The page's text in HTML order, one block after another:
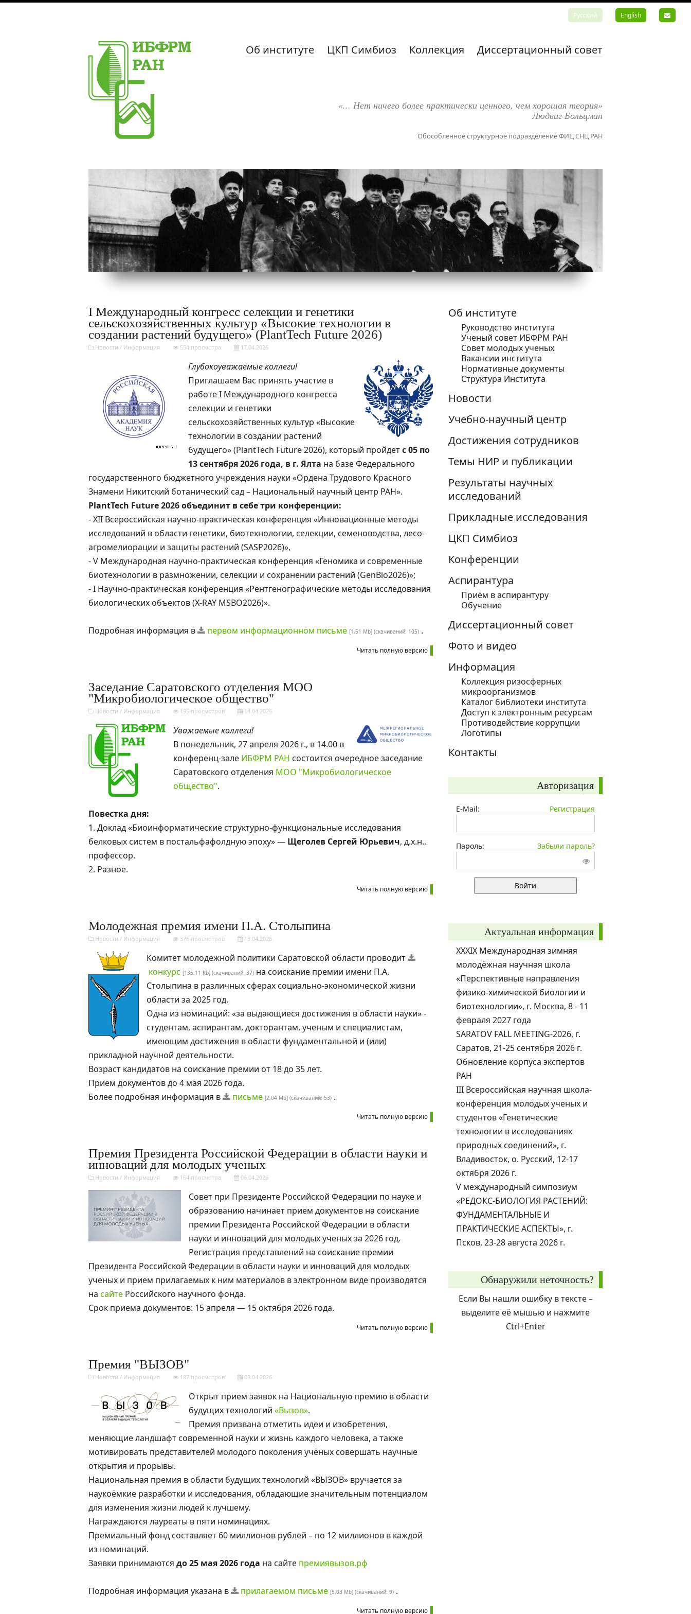
Русский English
Об институте ЦКП Симбиоз Коллекция Диссертационный совет
«… Нет ничего более практически ценного, чем хорошая теория»
Людвиг Больцман
Обособленное структурное подразделение ФИЦ СНЦ РАН
I Международный конгресс селекции и генетики
сельскохозяйственных культур «Высокие технологии в
создании растений будущего» (PlantTech Future 2026)
Новости / Информация 554 просмотра 17.04.2026
Глубокоуважаемые коллеги!
Приглашаем Вас принять участие в
работе I Международного конгресса
селекции и генетики
сельскохозяйственных культур «Высокие
технологии в создании растений
будущего» (PlantTech Future 2026), который пройдетс 05 по
13 сентября 2026 года, в г. Ялта на базе Федерального
государственного бюджетного учреждения науки «Ордена Трудового Красного
Знамени Никитский ботанический сад – Национальный научный центр РАН».
PlantTech Future 2026 объединит в себе три конференции:
- XII Всероссийская научно-практическая конференция «Инновационные методы
исследований в области генетики, биотехнологии, селекции, семеноводства, лесо-
агромелиорации и защиты растений (SASP2026)»,
- V Международная научно-практическая конференция «Геномика и современные
биотехнологии в размножении, селекции и сохранении растений (GenBio2026)»;
- I Научно-практическая конференция «Рентгенографические методы исследования
биологических объектов (X-RAY MSBO2026)».
Подробная информация в первом информационном письме [1,51 Mb] (cкачиваний: 105) .
Читать полную версию
Заседание Саратовского отделения МОО
"Микробиологическое общество"
Новости / Информация 195 просмотров 14.04.2026
Уважаемые коллеги!
В понедельник, 27 апреля 2026 г., в 14.00 в
конференц-зале ИБФРМ РАН состоится очередное заседание
Саратовского отделения МОО "Микробиологическое
общество".
Повестка дня:
1. Доклад «Биоинформатические структурно-функциональные исследования
белковых систем в постальфафолдную эпоху» — Щеголев Сергей Юрьевич, д.х.н.,
профессор.
2. Разное.
Читать полную версию
Молодежная премия имени П.А. Столыпина
Новости / Информация 376 просмотров 13.04.2026
Комитет молодежной политики Саратовской области проводит
конкурс [135,11 Kb] (cкачиваний: 37) на соискание премии имени П.А.
Столыпина в различных сферах социально-экономической жизни
области за 2025 год.
Одна из номинаций: «за выдающиеся достижения в области науки» -
студентам, аспирантам, докторантам, ученым и специалистам,
имеющим достижения в области фундаментальной и (или)
прикладной научной деятельности.
Возраст кандидатов на соискание премии от 18 до 35 лет.
Прием документов до 4 мая 2026 года.
Более подробная информация в
письме [2,04 Mb] (cкачиваний: 53) .
Читать полную версию
Премия Президента Российской Федерации в области науки и
инноваций для молодых ученых
Новости / Информация 164 просмотра 06.04.2026
Совет при Президенте Российской Федерации по науке и
образованию начинает прием документов на соискание
премии Президента Российской Федерации в области
науки и инноваций для молодых ученых за 2026 год.
Регистрация представлений на соискание премии
Президента Российской Федерации в области науки и инноваций для молодых
ученых и прием прилагаемых к ним материалов в электронном виде производятся
на сайте Российского научного фонда.
Срок приема документов: 15 апреля — 15 октября 2026 года.
Читать полную версию
Премия "ВЫЗОВ"
Новости / Информация 187 просмотров 03.04.2026
Открыт прием заявок на Национальную премию в области
будущих технологий «Вызов».
Премия призвана отметить идеи и изобретения,
меняющие ландшафт современной науки и жизнь каждого человека, а также
мотивировать представителей молодого поколения учёных совершать научные
открытия и прорывы.
Национальная премия в области будущих технологий «ВЫЗОВ» вручается за
наукоёмкие разработки и исследования, обладающие значительным потенциалом
для изменения жизни людей к лучшему.
Награждаются лауреаты в пяти номинациях.
Премиальный фонд составляет 60 миллионов рублей – по 12 миллионов в каждой
из номинаций.
Заявки принимаются до 25 мая 2026 года на сайте премиявызов.рф
Подробная информация указана в прилагаемом письме [5,03 Mb] (cкачиваний: 9) .
Читать полную версию
Об институте
Руководство института
Ученый cовет ИБФРМ РАН
Совет молодых ученых
Вакансии института
Нормативные документы
Структура Института
Новости
Учебно-научный центр
Достижения сотрудников
Темы НИР и публикации
Результаты научных
исследований
Прикладные исследования
ЦКП Симбиоз
Конференции
Аспирантура
Приём в аспирантуру
Обучение
Диссертационный совет
Фото и видео
Информация
Коллекция ризосферных
микроорганизмов
Каталог библиотеки института
Доступ к электронным ресурсам
Противодействие коррупции
Логотипы
Контакты
Авторизация
E-Mail: Регистрация
Пароль: Забыли пароль?
Актуальная информация
XXXIX Международная зимняя
молодёжная научная школа
«Перспективные направления
физико-химической биологии и
биотехнологии», г. Москва, 8 - 11
февраля 2027 года
SARATOV FALL MEETING-2026, г.
Саратов, 21-25 сентября 2026 г.
Обновление корпуса экспертов
РАН
III Всероссийская научная школа-
конференция молодых ученых и
студентов «Генетические
технологии в исследованиях
природных соединений», г.
Владивосток, о. Русский, 12-17
октября 2026 г.
V международный симпозиум
«РЕДОКС-БИОЛОГИЯ РАСТЕНИЙ:
ФУНДАМЕНТАЛЬНЫЕ И
ПРАКТИЧЕСКИЕ АСПЕКТЫ», г.
Псков, 23-28 августа 2026 г.
Обнаружили неточность?
Если Вы нашли ошибку в тексте –
выделите её мышью и нажмите
Ctrl+Enter